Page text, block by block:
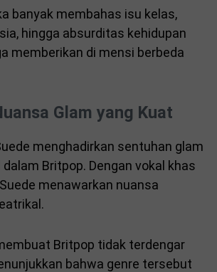
banyak membahas isu kelas,
hingga absurditas kehidupan
memberikan di mensi berbeda
Glam yang Kuat
menghadirkan sentuhan glam
Britpop. Dengan vokal khas
menawarkan nuansa
Britpop tidak terdengar
bahwa genre tersebut